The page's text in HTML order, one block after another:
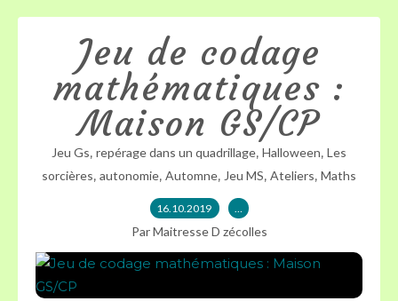
Jeu de codage
mathématiques :
Maison GS/CP
Jeu Gs, repérage dans un quadrillage, Halloween, Les
sorcières, autonomie, Automne, Jeu MS, Ateliers, Maths
16.10.2019 …
Par Maitresse D zécolles